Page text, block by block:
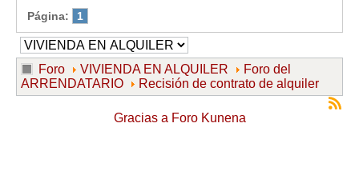
Página: 1
Foro VIVIENDA EN ALQUILER
Foro del
ARRENDATARIO
Recisión de contrato de alquiler
Gracias a Foro Kunena